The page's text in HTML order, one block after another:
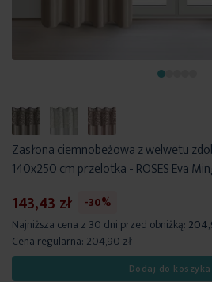
Zasłona ciemnobeżowa z welwetu
140x250 cm przelotka - ROSES Eva
143,43 zł
-30%
Najniższa cena z 30 dni przed obniżką:
Cena regularna: 204,90 zł
Dodaj do koszyka